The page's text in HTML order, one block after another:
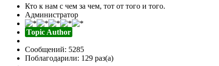
Кто к нам с чем за чем, тот от того и того.
Администратор
Topic Author
Сообщений: 5285
Поблагодарили: 129 раз(а)